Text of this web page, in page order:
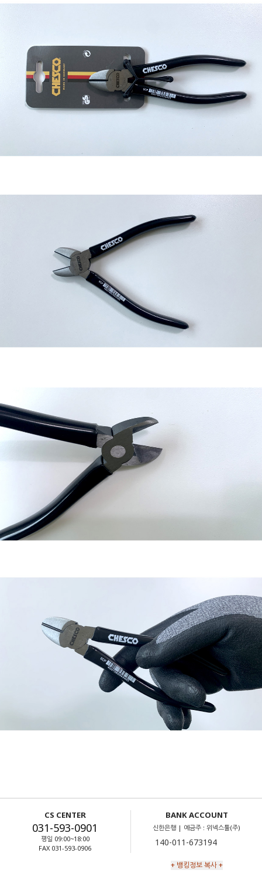
CS CENTER
031-593-0901
평일 09:00~18:00
FAX 031-593-0906
BANK ACCOUNT
신한은행 | 예금주 : 위넥스툴(주)
+ 뱅킹정보 복사 +